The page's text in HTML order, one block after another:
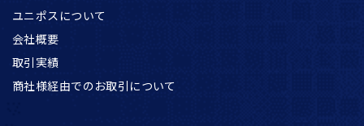
ユニポスについて
会社概要
取引実績
商社様経由でのお取引について